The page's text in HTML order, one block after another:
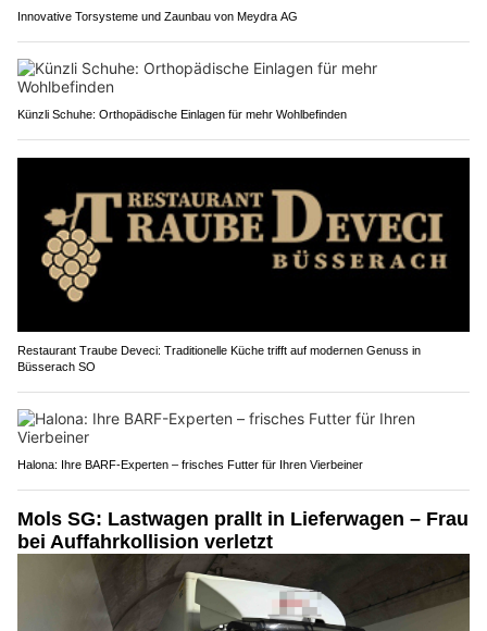
Innovative Torsysteme und Zaunbau von Meydra AG
Künzli Schuhe: Orthopädische Einlagen für mehr Wohlbefinden
Restaurant Traube Deveci: Traditionelle Küche trifft auf modernen Genuss in
Büsserach SO
Halona: Ihre BARF-Experten – frisches Futter für Ihren Vierbeiner
Mols SG: Lastwagen prallt in Lieferwagen – Frau
bei Auffahrkollision verletzt